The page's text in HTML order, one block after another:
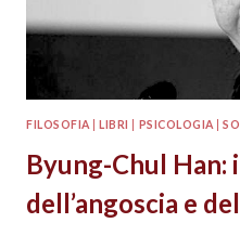
FILOSOFIA LIBRI PSICOLOGIA |
Byung-Chul
dell’angoscia e